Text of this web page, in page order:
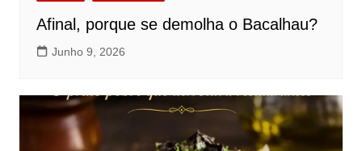
Afinal, porque se demolha o Bacalhau?
Junho 9, 2026